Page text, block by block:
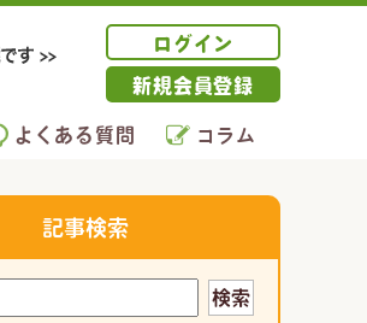
ログイン
新規会員登録
よくある質問 コラム
記事検索